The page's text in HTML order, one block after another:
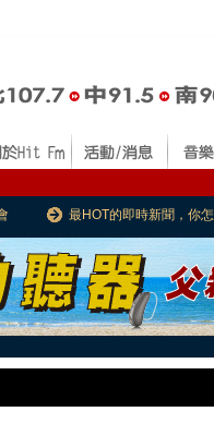
最HOT的即時新聞，你